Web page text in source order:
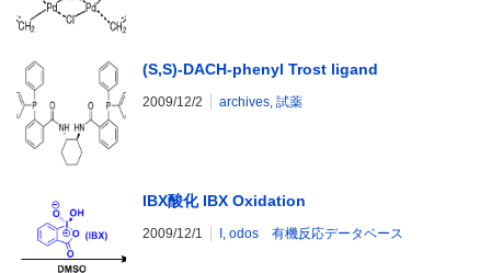
(S,S)-DACH-phenyl Trost ligand
2009/12/2 archives, 試薬
IBX酸化 IBX Oxidation
2009/12/1 , odos 有機反応データベース